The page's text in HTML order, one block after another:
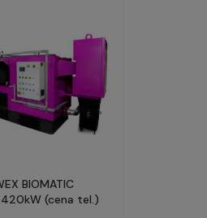
BIOMATIC
420kW (cena tel.)